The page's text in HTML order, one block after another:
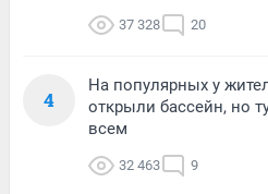
37 328 20
4
На популярных у
открыли бассейн, но
всем
32 463 9